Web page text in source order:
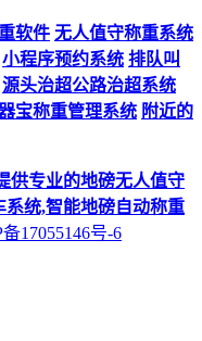
软件 无人值守称重系统
小程序预约系统 排队叫
源头治超公路治超系统
宝称重管理系统 附近的
供专业的地磅无人值守
统,智能地磅自动称重
17055146号-6